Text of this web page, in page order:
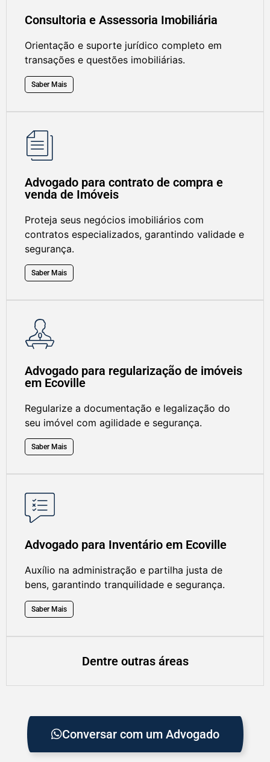
Consultoria e Assessoria Imobiliária
Orientação e suporte jurídico completo em
transações e questões imobiliárias.
Saber Mais
Advogado para contrato de compra e
venda de Imóveis
Proteja seus negócios imobiliários com
contratos especializados, garantindo validade e
segurança.
Saber Mais
Advogado para regularização de imóveis
em Ecoville
Regularize a documentação e legalização do
seu imóvel com agilidade e segurança.
Saber Mais
Advogado para Inventário em Ecoville
Auxílio na administração e partilha justa de
bens, garantindo tranquilidade e segurança.
Saber Mais
Dentre outras áreas
Conversar com um Advogado